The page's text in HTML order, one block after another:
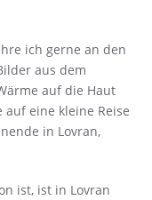
ich gerne an den
aus dem
auf die Haut
eine kleine Reise
in Lovran,
ist, ist in Lovran